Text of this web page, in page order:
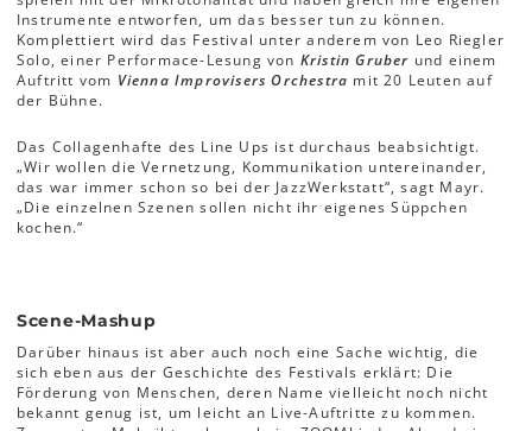
Instrumente entworfen, um das besser tun zu können.
Komplettiert wird das Festival unter anderem von Leo Riegler
Solo, einer Performace-Lesung von Kristin Gruber und einem
Auftritt vom Vienna Improvisers Orchestra mit 20 Leuten auf
der Bühne.
Das Collagenhafte des Line Ups ist durchaus beabsichtigt.
„Wir wollen die Vernetzung, Kommunikation untereinander,
das war immer schon so bei der JazzWerkstatt“, sagt Mayr.
„Die einzelnen Szenen sollen nicht ihr eigenes Süppchen
kochen.“
Scene-Mashup
Darüber hinaus ist aber auch noch eine Sache wichtig, die
sich eben aus der Geschichte des Festivals erklärt: Die
Förderung von Menschen, deren Name vielleicht noch nicht
bekannt genug ist, um leicht an Live-Auftritte zu kommen.